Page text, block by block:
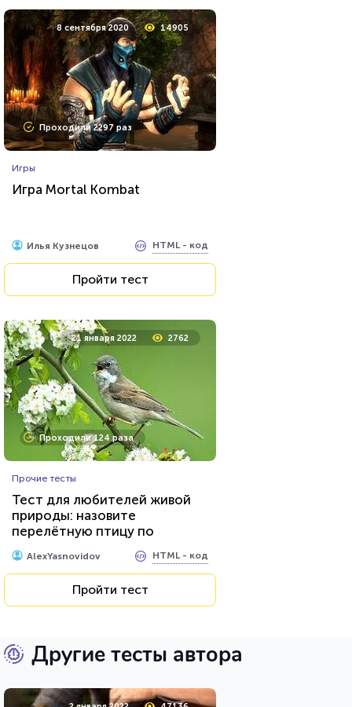
8 сентября 2020 14905
Проходили 2297 раз
Игры
Игра Mortal Kombat
Илья Кузнецов HTML - код
Пройти тест
21 января 2022 2762
Проходили 124 раза
Прочие тесты
Тест для любителей живой
природы: назовите
перелётную птицу по
фотографии
AlexYasnovidov HTML - код
Пройти тест
Другие тесты автора